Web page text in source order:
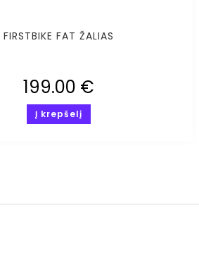
FIRSTBIKE FAT ŽALIAS
199.00 €
Į krepšelį